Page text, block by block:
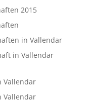
2015
in Vallendar
in Vallendar
Vallendar
Vallendar